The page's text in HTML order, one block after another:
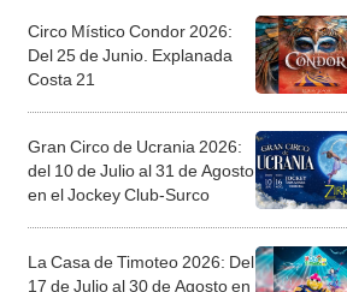
Circo Místico Condor 2026:
Del 25 de Junio. Explanada
Costa 21
Gran Circo de Ucrania 2026:
del 10 de Julio al 31 de Agosto
en el Jockey Club-Surco
La Casa de Timoteo 2026: Del
17 de Julio al 30 de Agosto en